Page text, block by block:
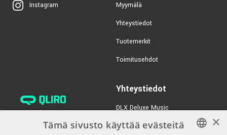
Koko: Large (13/16")
Dunlop Ceramic
Boss Katana-50 Gen 3
Laney LA30D Acoustic
Combo
TUOTENUMERO 1091259
Instagram
Myymälä
Yhteystiedot
Tuotemerkit
Toimitusehdot
Yhteystiedot
DLX Deluxe Music
verkkokaupan asiakaspalvelu:
tilaus@dlxmusic.fi
×
Tämä sivusto käyttää evästeitä